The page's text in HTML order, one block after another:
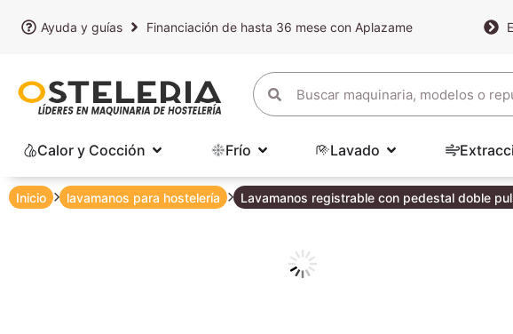
Ayuda y guías Financiación de hasta 36 mese con Aplazame
Calor y Cocción Frío Lavado
Inicio lavamanos para hostelería Lavamanos registrable con pedestal doble